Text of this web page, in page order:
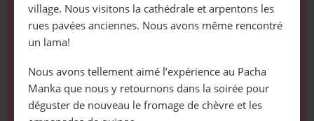
village. Nous visitons la cathédrale et arpentons les
rues pavées anciennes. Nous avons même rencontré
un lama!
Nous avons tellement aimé l’expérience au Pacha
Manka que nous y retournons dans la soirée pour
déguster de nouveau le fromage de chèvre et les